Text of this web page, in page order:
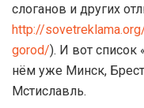
слоганов и других
http://
gorod/). И вот список
нём уже Минск,
Мстиславль.